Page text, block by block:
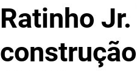
Ratinho